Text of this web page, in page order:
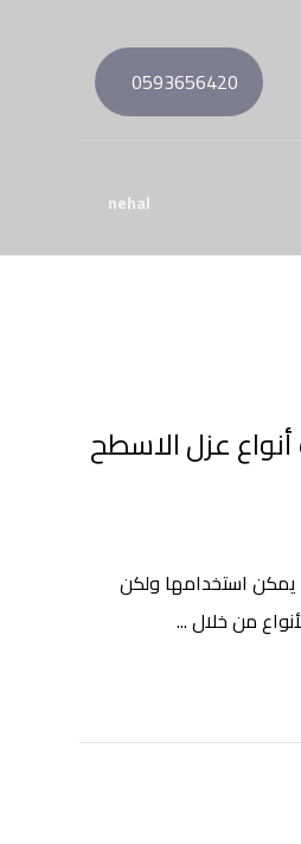
0593656420
nehal
عزل الاسطح
يمكن استخدامها ولكن
من خلال ...